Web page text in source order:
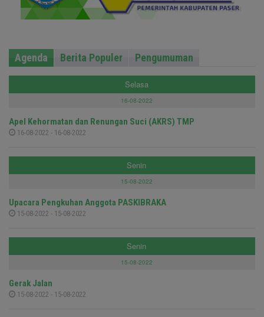
Agenda Berita Populer Pengumuman
Selasa
16-08-2022
Apel Kehormatan dan Renungan Suci (AKRS) TMP
16-08-2022 - 16-08-2022
Senin
15-08-2022
Upacara Pengkuhan Anggota PASKIBRAKA
15-08-2022 - 15-08-2022
Senin
15-08-2022
Gerak Jalan
15-08-2022 - 15-08-2022